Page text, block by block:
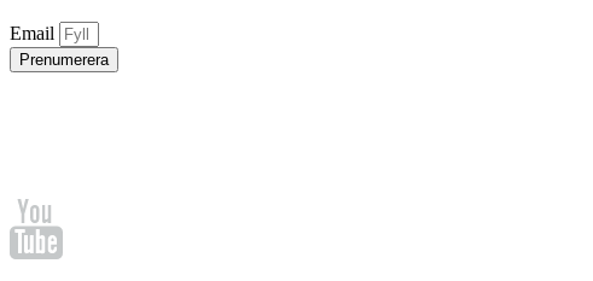
Email
Prenumerera